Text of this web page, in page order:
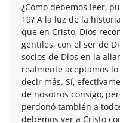
¿Cómo debemos leer,
19? A la luz de la
que en Cristo, Dios
gentiles, con el ser de
socios de Dios en la
realmente aceptamos
decir más. Sí,
de nosotros consigo,
perdonó también a
debemos ver a Cristo